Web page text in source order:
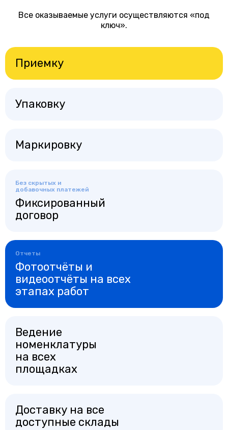
Все оказываемые услуги осуществляются «под
ключ».
Приемку
Упаковку
Маркировку
Без скрытых и
добавочных платежей
Фиксированный
договор
Отчеты
Фотоотчёты и
видеоотчёты на всех
этапах работ
Ведение
номенклатуры
на всех
площадках
Доставку на все
доступные склады